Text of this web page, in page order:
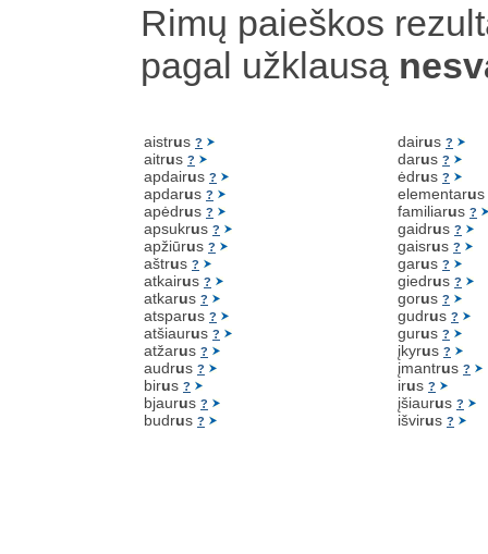
Rimų paieškos
pagal užklausą
aistrus ?
aitrus ?
apdairus ?
apdarus ?
apėdrus ?
apsukrus ?
apžiūrus ?
aštrus ?
atkairus ?
atkarus ?
atsparus ?
atšiaurus ?
atžarus ?
audrus ?
birus ?
bjaurus ?
budrus ?
dairus ?
darus ?
ėdrus ?
elementarus
familiarus ?
gaidrus ?
gaisrus ?
garus ?
giedrus ?
gorus ?
gudrus ?
gurus ?
įkyrus ?
įmantrus ?
irus ?
įšiaurus ?
išvirus ?